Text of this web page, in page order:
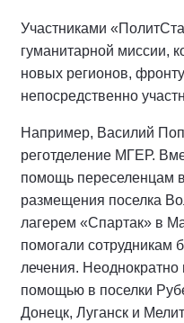
Участниками
гуманитарной миссии,
новых регионов,
непосредственно
Например, Василий
реготделение МГЕР.
помощь переселенцам
размещения поселка
лагерем «Спартак» в
помогали сотрудникам
лечения.
помощью в поселки
Донецк, Луганск и